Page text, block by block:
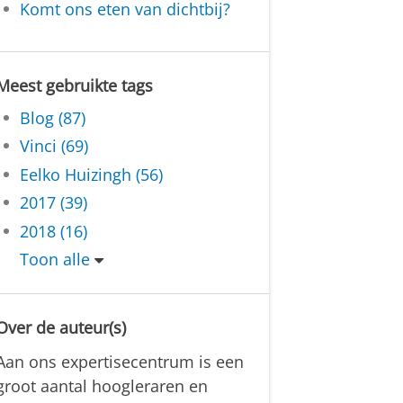
Komt ons eten van dichtbij?
gebruikte tags
Blog (87)
Vinci (69)
Eelko Huizingh (56)
2017 (39)
2018 (16)
Toon alle
de auteur(s)
ons expertisecentrum is een
aantal hoogleraren en